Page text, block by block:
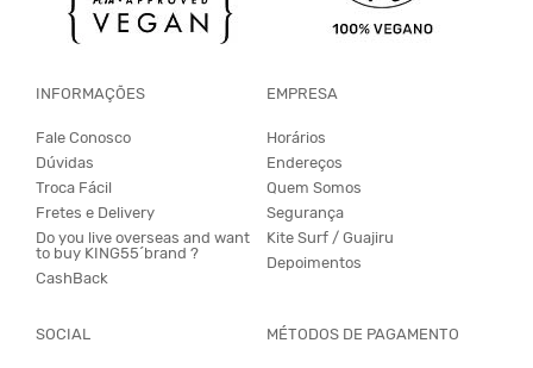
INFORMAÇÕES
Fale Conosco
Dúvidas
Troca Fácil
Fretes e Delivery
Do you live overseas and want
to buy KING55´brand ?
CashBack
EMPRESA
Horários
Endereços
Quem Somos
Segurança
Kite Surf / Guajiru
Depoimentos
SOCIAL MÉTODOS DE PAGAMENTO